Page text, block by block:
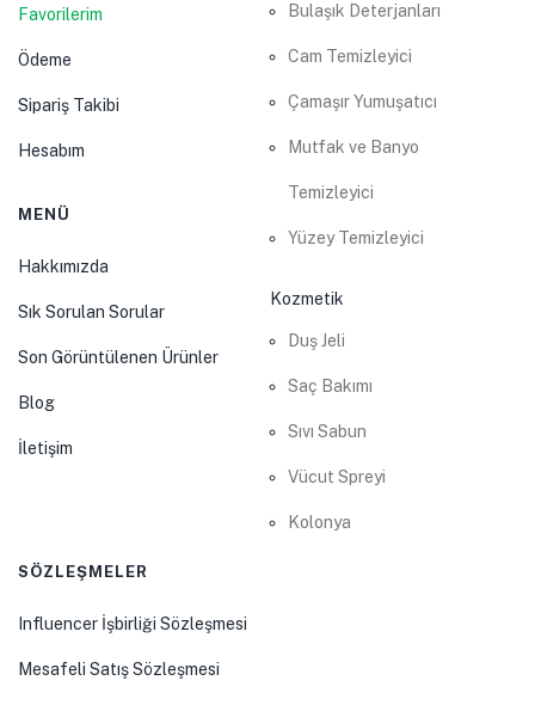
Favorilerim
Ödeme
Sipariş Takibi
Hesabım
MENÜ
Hakkımızda
Sık Sorulan Sorular
Son Görüntülenen Ürünler
Blog
İletişim
Bulaşık Deterjanları
Cam Temizleyici
Çamaşır Yumuşatıcı
Mutfak ve Banyo
Temizleyici
Yüzey Temizleyici
Kozmetik
Duş Jeli
Saç Bakımı
Sıvı Sabun
Vücut Spreyi
Kolonya
SÖZLEŞMELER
Influencer İşbirliği Sözleşmesi
Mesafeli Satış Sözleşmesi